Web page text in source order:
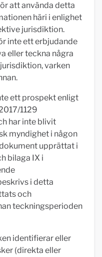
att använda detta
häri i enlighet
jurisdiktion.
inte ett erbjudande
eller teckna några
varken
ett prospekt enligt
1129
har inte blivit
myndighet i någon
upprättat i
bilaga IX i
i detta
och
teckningsperioden
identifierar eller
(direkta eller